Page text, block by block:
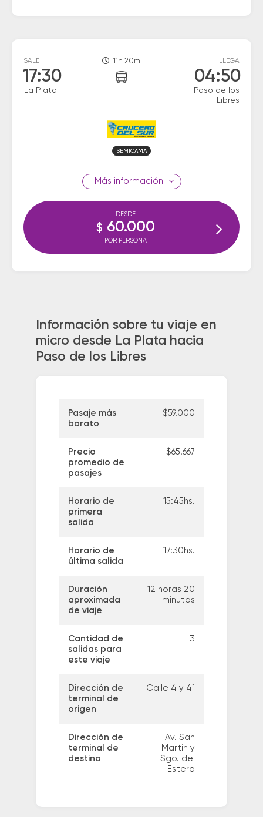
SALE
17:30
La Plata
11h 20m LLEGA
04:50
Paso de los
Libres
SEMICAMA
información
DESDE
$ 60.000
POR PERSONA
Información sobre tu viaje en
micro desde La Plata hacia
Paso de los Libres
Pasaje más
barato
$59.000
Precio
promedio de
pasajes
$65.667
Horario de
primera
salida
15:45hs.
Horario de
última salida
17:30hs.
Duración
aproximada
de viaje
12 horas 20
minutos
Cantidad de
salidas para
este viaje
3
Dirección de
terminal de
origen
Calle 4 y 41
Dirección de
terminal de
destino
Av. San
Martin y
Sgo. del
Estero